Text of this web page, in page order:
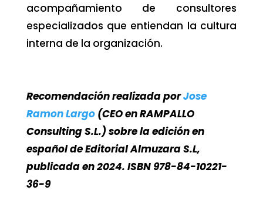
acompañamiento de consultores
especializados que entiendan la cultura
interna de la organización.
Recomendación realizada porJose
Ramon Largo (CEO en RAMPALLO
Consulting S.L.) sobre la edición en
español de Editorial Almuzara S.L,
publicada en 2024. ISBN 978-84-10221-
36-9